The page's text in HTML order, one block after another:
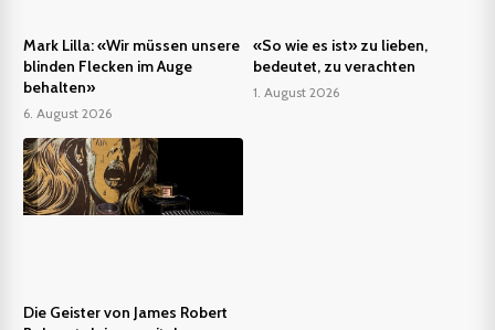
Mark Lilla: «Wir müssen unsere
blinden Flecken im Auge
behalten»
6. August 2026
«So wie es ist» zu lieben,
bedeutet, zu verachten
1. August 2026
Die Geister von James Robert